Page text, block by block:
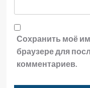
Сохранить моё
браузере для
комментариев.